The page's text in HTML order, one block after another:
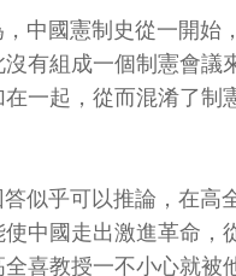
中國憲制史從一開始
沒有組成一個制憲會議
一起， 從而混淆了制
似乎可以推論，在高
使中國走出激進革命，
全喜教授一不小心就被